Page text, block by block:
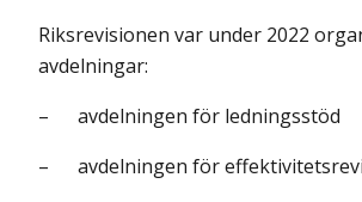
Riksrevisionen var under 2022
avdelningar:
– avdelningen för ledningsstöd
– avdelningen för